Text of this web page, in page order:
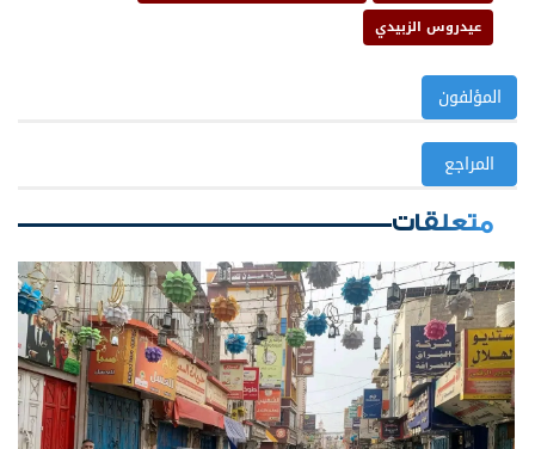
عيدروس الزبيدي
المؤلفون
المراجع
متعلقات